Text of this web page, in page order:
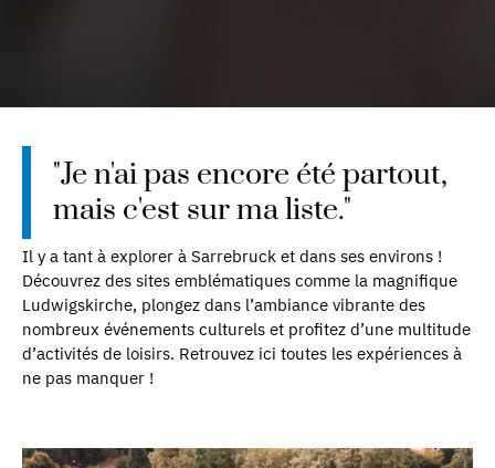
"Je n'ai pas encore été partout,
mais c'est sur ma liste."
Il y a tant à explorer à Sarrebruck et dans ses environs !
Découvrez des sites emblématiques comme la magnifique
Ludwigskirche, plongez dans l’ambiance vibrante des
nombreux événements culturels et profitez d’une multitude
d’activités de loisirs. Retrouvez ici toutes les expériences à
ne pas manquer !